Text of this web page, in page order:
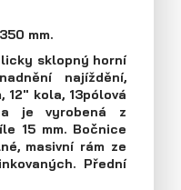
plochy
mm.
sklopný horní
najíždění,
12" kola, 13pólová
je vyrobená z
15 mm. Bočnice
masivní rám ze
Přední